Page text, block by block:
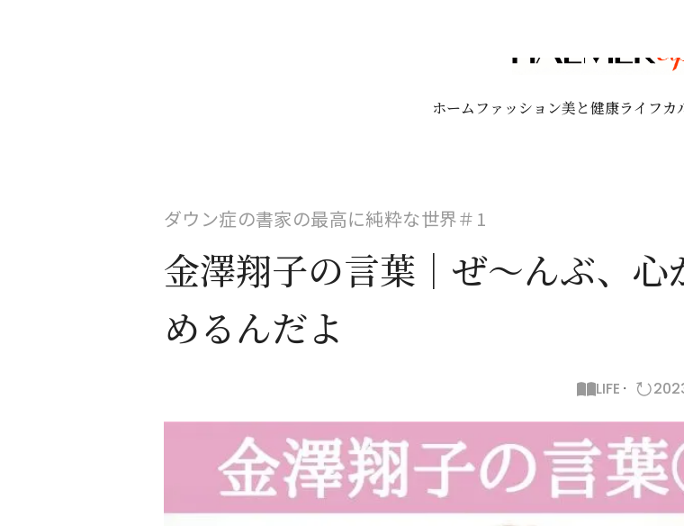
ホーム ファッション美と健康ライフカ
ダウン症の書家の最高に純粋な世界＃1
金澤翔子の言葉｜ぜ～んぶ、心
めるんだよ
LIFE